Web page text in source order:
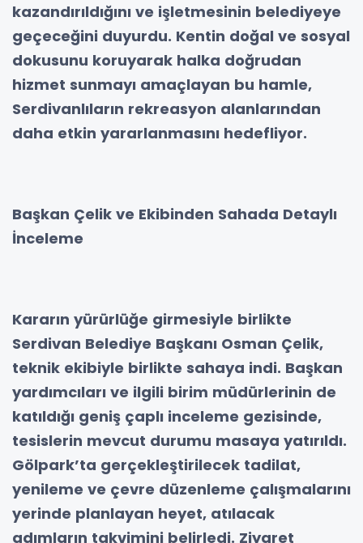
kazandırıldığını ve işletmesinin belediyeye
geçeceğini duyurdu. Kentin doğal ve sosyal
dokusunu koruyarak halka doğrudan
hizmet sunmayı amaçlayan bu hamle,
Serdivanlıların rekreasyon alanlarından
daha etkin yararlanmasını hedefliyor.
Başkan Çelik ve Ekibinden Sahada Detaylı
İnceleme
Kararın yürürlüğe girmesiyle birlikte
Serdivan Belediye Başkanı Osman Çelik,
teknik ekibiyle birlikte sahaya indi. Başkan
yardımcıları ve ilgili birim müdürlerinin de
katıldığı geniş çaplı inceleme gezisinde,
tesislerin mevcut durumu masaya yatırıldı.
Gölpark’ta gerçekleştirilecek tadilat,
yenileme ve çevre düzenleme çalışmalarını
yerinde planlayan heyet, atılacak
adımların takvimini belirledi. Ziyaret